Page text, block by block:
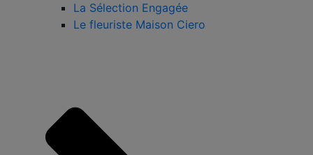
La Sélection Engagée
Le fleuriste Maison Ciero